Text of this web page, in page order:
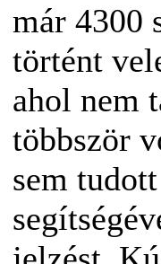
már 4300
történt
ahol nem
többször
sem